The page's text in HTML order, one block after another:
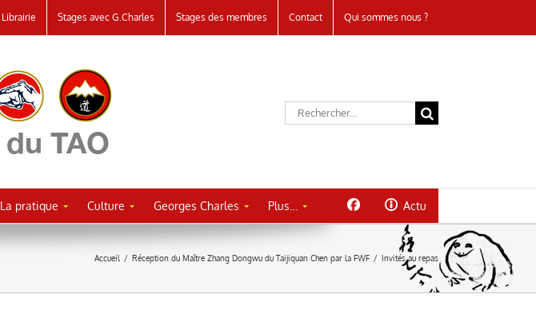
Librairie Stages avec G.Charles Stages des membres Contact Qui sommes nous ?
Rechercher:
La pratique Culture Georges Charles Plus… Actu
Accueil / Réception du Maître Zhang Dongwu du Taijiquan Chen par la FWF / Invités au repas